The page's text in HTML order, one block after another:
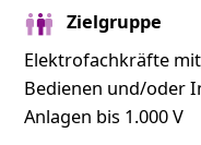
Zielgruppe
Elektrofachkräfte
Bedienen und/oder
Anlagen bis 1.000 V